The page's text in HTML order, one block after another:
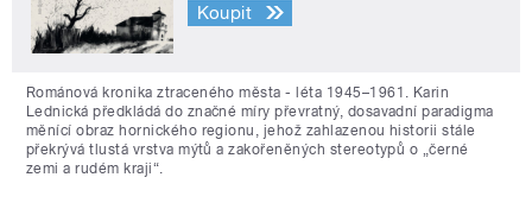
Koupit
Románová kronika ztraceného města - léta 1945–1961. Karin
Lednická předkládá do značné míry převratný, dosavadní paradigma
měnící obraz hornického regionu, jehož zahlazenou historii stále
překrývá tlustá vrstva mýtů a zakořeněných stereotypů o „černé
zemi a rudém kraji“.